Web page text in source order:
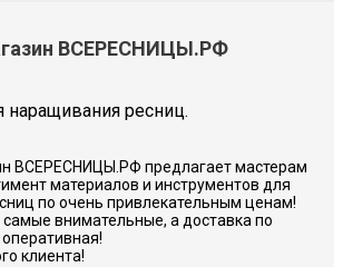
ВСЕРЕСНИЦЫ.РФ
наращивания ресниц.
ВСЕРЕСНИЦЫ.РФ предлагает мастерам
материалов и инструментов для
по очень привлекательным ценам!
внимательные, а доставка по
клиента!